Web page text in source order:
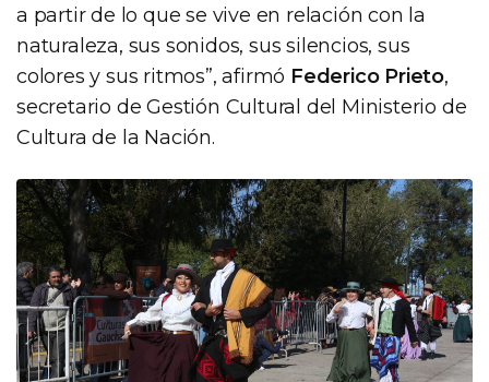
a partir de lo que se vive en relación con la
naturaleza, sus sonidos, sus silencios, sus
colores y sus ritmos”, afirmó Federico Prieto,
secretario de Gestión Cultural del Ministerio de
Cultura de la Nación.